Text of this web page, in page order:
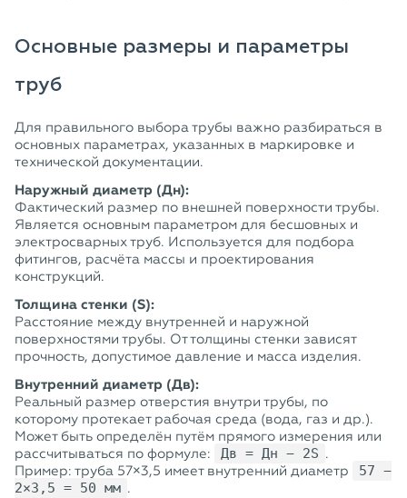
Основные размеры и параметры
труб
Для правильного выбора трубы важно разбираться в
основных параметрах, указанных в маркировке и
технической документации.
Наружный диаметр (Дн):
Фактический размер по внешней поверхности трубы.
Является основным параметром для бесшовных и
электросварных труб. Используется для подбора
фитингов, расчёта массы и проектирования
конструкций.
Толщина стенки (S):
Расстояние между внутренней и наружной
поверхностями трубы. От толщины стенки зависят
прочность, допустимое давление и масса изделия.
Внутренний диаметр (Дв):
Реальный размер отверстия внутри трубы, по
которому протекает рабочая среда (вода, газ и др.).
Может быть определён путём прямого измерения или
рассчитываться по формуле:
Дв = Дн − 2S .
Пример: труба 57×3,5 имеет внутренний диаметр
57 −
2×3,5 = 50 мм .